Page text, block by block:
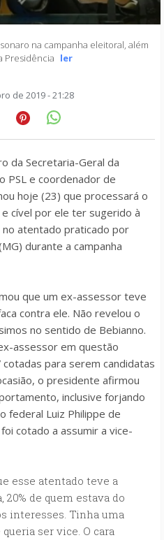
na campanha eleitoral, além
Presidência ler
de 2019 - 21:28
da Secretaria-Geral da
PSL e coordenador de
hoje (23) que processará o
cível por ele ter sugerido à
no atentado praticado por
durante a campanha
que um ex-assessor teve
contra ele. Não revelou o
no sentido de Bebianno.
assessor em questão
para serem candidatas
o presidente afirmou
inclusive forjando
federal Luiz Philippe de
cotado a assumir a vice-
esse atentado teve a
20% de quem estava do
interesses. Tinha uma
ser vice. O cara